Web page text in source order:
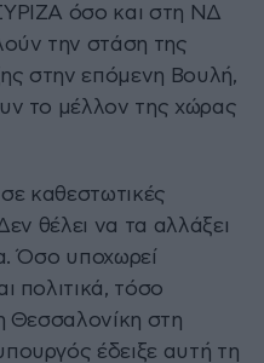
όσο και στη ΝΔ
την στάση της
στην επόμενη Βουλή,
το μέλλον της χώρας
καθεστωτικές
θέλει να τα αλλάξει
Όσο υποχωρεί
πολιτικά, τόσο
Θεσσαλονίκη στη
έδειξε αυτή τη